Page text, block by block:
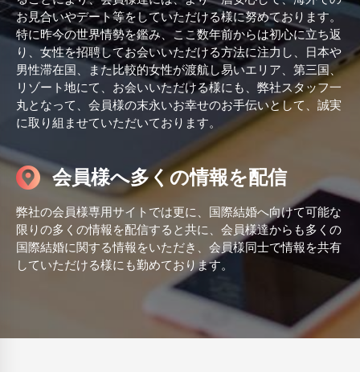
お見合いやデート等をしていただける様に努めております。
特に昨今の世界情勢を鑑み、ここ数年前からは初心に立ち返
り、女性を招聘してお会いいただける方法に注力し、日本や
男性滞在国、また比較的女性が渡航し易いエリア、第三国、
リゾート地にて、お会いいただける様にも、弊社スタッフ一
丸となって、会員様の末永いお幸せのお手伝いとして、誠実
に取り組ませていただいております。
会員様へ多くの情報を配信
弊社の会員様専用サイトでは更に、国際結婚へ向けて可能な
限りの多くの情報を配信すると共に、会員様達からも多くの
国際結婚に関する情報をいただき、会員様同士で情報を共有
していただける様にも勤めております。